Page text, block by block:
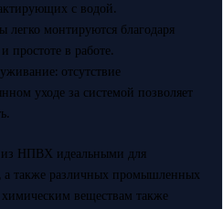
с водой.
легко монтируются благодаря
простоте в работе.
отсутствие
уходе за системой позволяет
из НПВХ идеальными для
а также различных промышленных
химическим веществам также